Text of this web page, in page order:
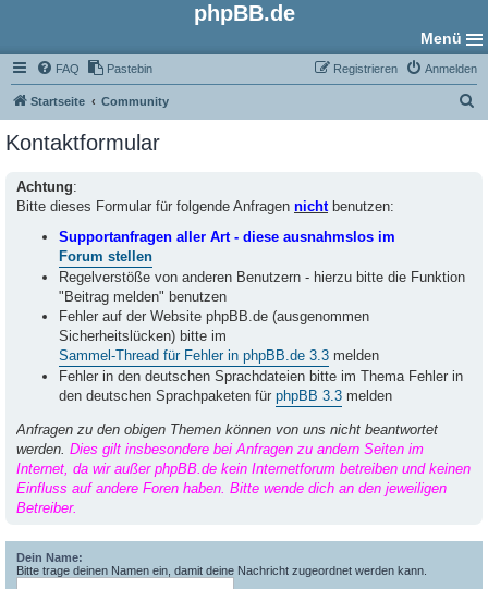
phpBB.de
Menü
FAQ Pastebin Anmelden
Registrieren
Startseite Community
Kontaktformular
Achtung:
Bitte dieses Formular für folgende Anfragen nichtbenutzen:
Supportanfragen aller Art - diese ausnahmslos im
Forum stellen
Regelverstöße von anderen Benutzern - hierzu bitte die Funktion
"Beitrag melden" benutzen
Fehler auf der Website phpBB.de (ausgenommen
Sicherheitslücken) bitte im
Sammel-Thread für Fehler in phpBB.de 3.3 melden
Fehler in den deutschen Sprachdateien bitte im Thema Fehler in
den deutschen Sprachpaketen für phpBB 3.3 melden
Anfragen zu den obigen Themen können von uns nicht beantwortet
werden. Dies gilt insbesondere bei Anfragen zu andern Seiten im
Internet, da wir außer phpBB.de kein Internetforum betreiben und keinen
Einfluss auf andere Foren haben. Bitte wende dich an den jeweiligen
Betreiber.
Dein Name:
Bitte trage deinen Namen ein, damit deine Nachricht zugeordnet werden kann.